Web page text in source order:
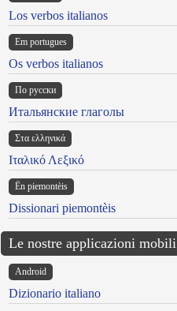
Los verbos italianos
Em portugues
Os verbos italianos
По русски
Итальянские глаголы
Στα ελληνικά
Ιταλικό Λεξικό
Ën piemontèis
Dissionari piemontèis
Le nostre applicazioni mobili
Android
Dizionario italiano